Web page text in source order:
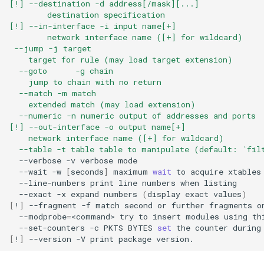
[!] --destination -d address[/mask][...]
        destination specification
[!] --in-interface -i input name[+]
        network interface name ([+] for wildcard)
--jump -j target
    target for rule (may load target extension)
  --goto      -g chain
    jump to chain with no return
  --match -m match
    extended match (may load extension)
  --numeric -n numeric output of addresses and ports
[!] --out-interface -o output name[+]
    network interface name ([+] for wildcard)
--table -t table table to manipulate (default:
--verbose -v verbose
--wait -w [seconds] maximum wait to acquire xtables
--line-numbers print line numbers when
--exact -x expand numbers (display exact values)
[ ! ] --fragment -f match second or further fragments
--modprobe=<command> try to insert modules using
--set-counters -c PKTS BYTES set the counter during
[ ! ] --version -V print package